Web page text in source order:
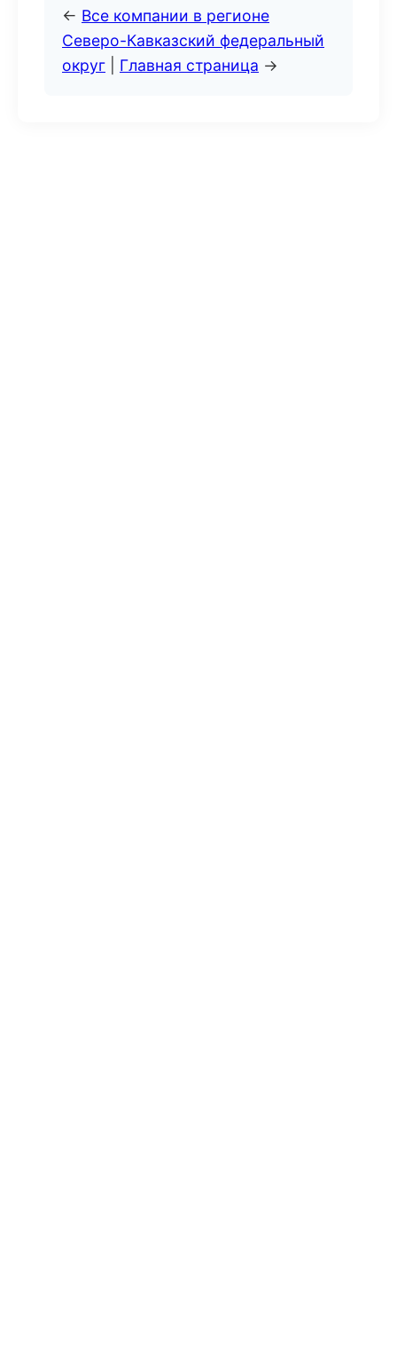
← Все компании в регионе
Северо-Кавказский федеральный
округ
Главная страница →